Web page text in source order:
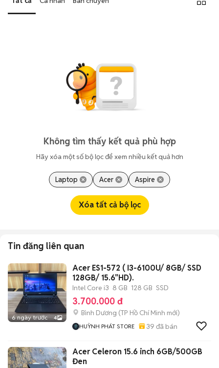
Không tìm thấy kết quả phù hợp
Hãy xóa một số bộ lọc để xem nhiều kết quả hơn
Laptop Acer Aspire
Xóa tất cả bộ lọc
Tin đăng liên quan
6 ngày trước 4
Acer ES1-572 ( I3-6100U/ 8GB/ SSD
128GB/ 15.6"HD).
Intel Core i3 8 GB 128 GB SSD
3.700.000 đ
Bình Dương (TP Hồ Chí Minh mới)
HUỲNH PHÁT STORE 39 đã bán
Acer Celeron 15.6 inch 6GB/500GB
Đen